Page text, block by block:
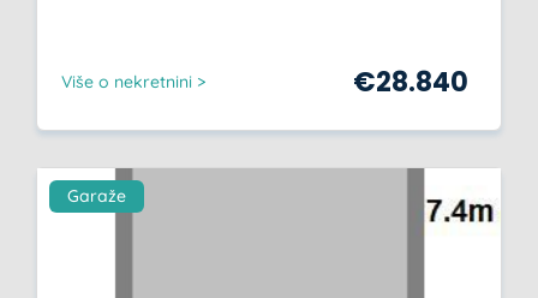
Više o nekretnini > €28.840
Garaže